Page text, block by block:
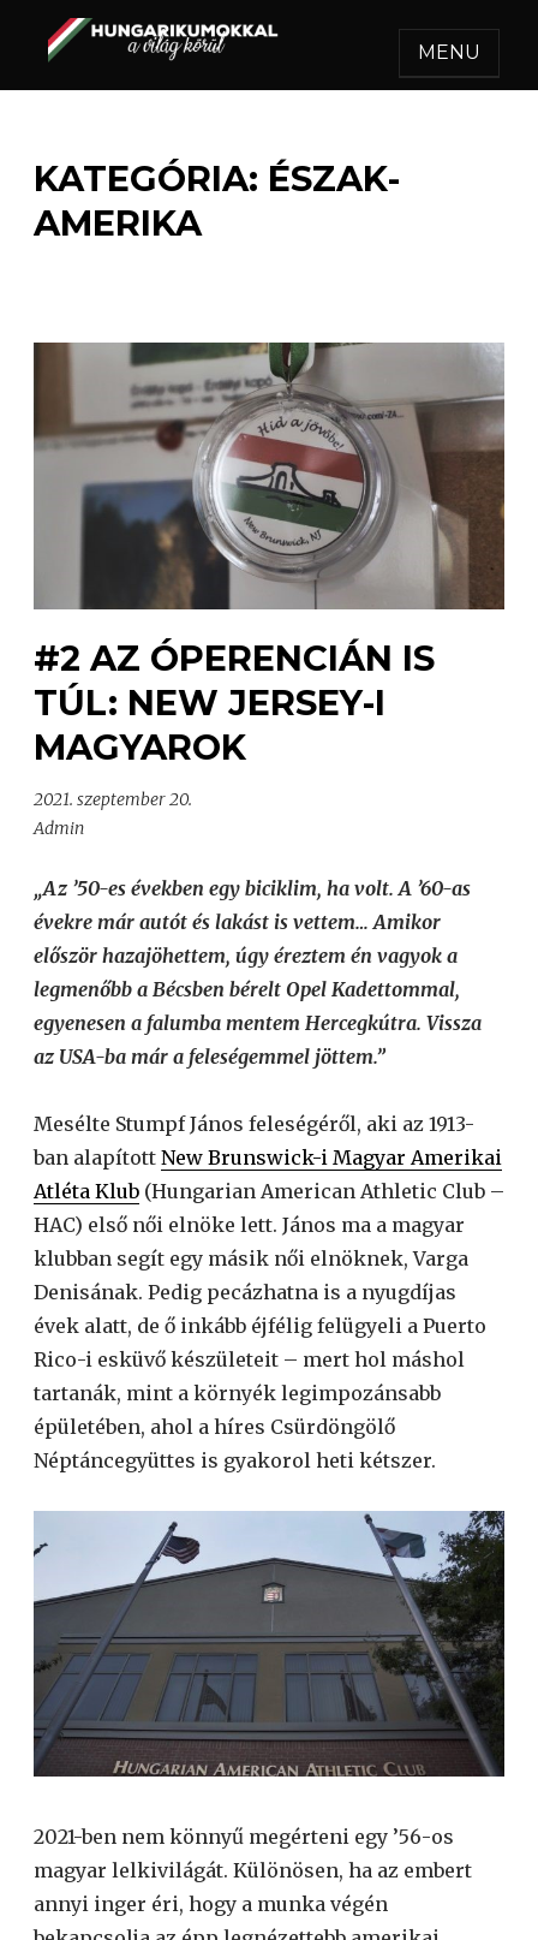
HUNGARIKUMOKKAL A
Egy felejthetetlen utazás.
MENU
KATEGÓRIA: ÉSZAK-
AMERIKA
#2 AZ ÓPERENCIÁN IS
TÚL: NEW JERSEY-I
MAGYAROK
2021. szeptember 20.
Admin
„Az ’50-es években egy biciklim, ha volt. A ’60-as
évekre már autót és lakást is vettem… Amikor
először hazajöhettem, úgy éreztem én vagyok a
legmenőbb a Bécsben bérelt Opel Kadettommal,
egyenesen a falumba mentem Hercegkútra. Vissza
az USA-ba már a feleségemmel jöttem.”
Mesélte Stumpf János feleségéről, aki az 1913-
ban alapított New Brunswick-i Magyar Amerikai
Atléta Klub (Hungarian American Athletic Club –
HAC) első női elnöke lett. János ma a magyar
klubban segít egy másik női elnöknek, Varga
Denisának. Pedig pecázhatna is a nyugdíjas
évek alatt, de ő inkább éjfélig felügyeli a Puerto
Rico-i esküvő készületeit – mert hol máshol
tartanák, mint a környék legimpozánsabb
épületében, ahol a híres Csürdöngölő
Néptáncegyüttes is gyakorol heti kétszer.
2021-ben nem könnyű megérteni egy ’56-os
magyar lelkivilágát. Különösen, ha az embert
annyi inger éri, hogy a munka végén